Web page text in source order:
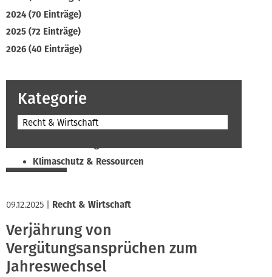
2024 (70 Einträge)
2025 (72 Einträge)
2026 (40 Einträge)
Kategorie
Recht & Wirtschaft
Klimaschutz & Ressourcen
Soziales & Tarifpolitik
Verband & Innungen
Interviews
09.12.2025 Recht & Wirtschaft
Verjährung von
Vergütungsansprüchen zum
Jahreswechsel